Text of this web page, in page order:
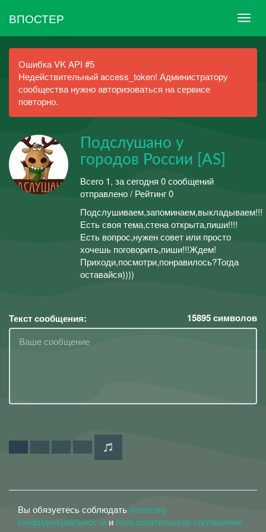
ВПОСТЕР
Ошибка VK API #5
Недействительный access_token! Администратору
сообщества нужно авторизоваться на сервисе
повторно.
Подслушано у
городов России [AS]
Всего 1, за сегодня 0 сообщений
отправлено / Рейтинг 0
Подслушиваем,запоминаем,выкладываем!!!
Есть своя тема,стена открыта,пиши!!!!
Есть вопрос,нужен совет или просто
хочешь поговорить,пиши!!!Ждем!
Приходи,посмотри,понравилось?Тогда
оставайся))))
Текст сообщения: 15895символов
Вы обязуетесь соблюдать политику
конфиденциальности и пользовательское соглашение